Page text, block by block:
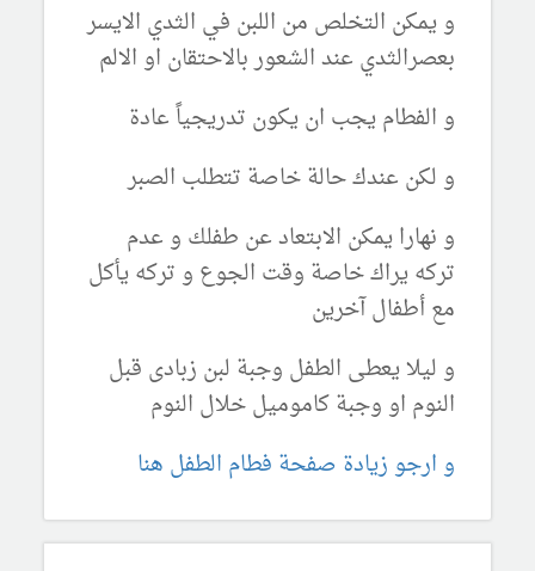
و يمكن التخلص من اللبن في الثدي الايسر
بعصرالثدي عند الشعور بالاحتقان او الالم
و الفطام يجب ان يكون تدريجياً عادة
و لكن عندك حالة خاصة تتطلب الصبر
و نهارا يمكن الابتعاد عن طفلك و عدم
تركه يراك خاصة وقت الجوع و تركه يأكل
مع أطفال آخرين
و ليلا يعطى الطفل وجبة لبن زبادى قبل
النوم او وجبة كاموميل خلال النوم
و ارجو زيادة صفحة فطام الطفل هنا